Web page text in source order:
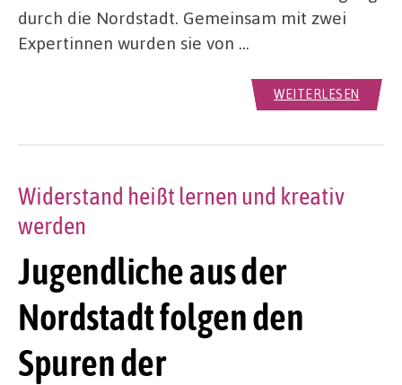
durch die Nordstadt. Gemeinsam mit zwei
Expertinnen wurden sie von …
WEITERLESEN
Jugendliche aus der
Nordstadt folgen den
Spuren der
Widerstand heißt lernen und kreativ
werden